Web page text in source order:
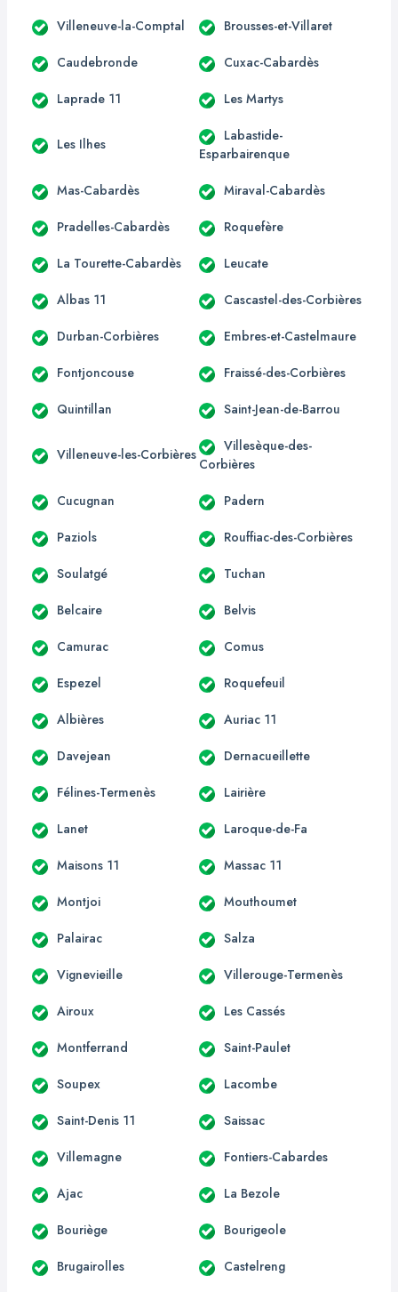
Villeneuve-la-Comptal Brousses-et-Villaret
Caudebronde Cuxac-Cabardès
Laprade 11 Les Martys
Les Ilhes
Labastide-
Esparbairenque
Mas-Cabardès Miraval-Cabardès
Pradelles-Cabardès Roquefère
La Tourette-Cabardès Leucate
Albas 11 Cascastel-des-Corbières
Durban-Corbières Embres-et-Castelmaure
Fontjoncouse Fraissé-des-Corbières
Quintillan Saint-Jean-de-Barrou
Villeneuve-les-Corbières
Villesèque-des-
Corbières
Cucugnan Padern
Paziols Rouffiac-des-Corbières
Soulatgé Tuchan
Belcaire Belvis
Camurac Comus
Espezel Roquefeuil
Albières Auriac 11
Davejean Dernacueillette
Félines-Termenès Lairière
Lanet Laroque-de-Fa
Maisons 11 Massac 11
Montjoi Mouthoumet
Palairac Salza
Vignevieille Villerouge-Termenès
Airoux Les Cassés
Montferrand Saint-Paulet
Soupex Lacombe
Saint-Denis 11 Saissac
Villemagne Fontiers-Cabardes
Ajac La Bezole
Bouriège Bourigeole
Brugairolles Castelreng